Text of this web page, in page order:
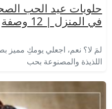
حلويات عيد الحب
في المنزل | 12 وصفة
لمَ لا؟ نعم، اجعلي يومكِ مميز
اللذيذة والمصنوعة بحب